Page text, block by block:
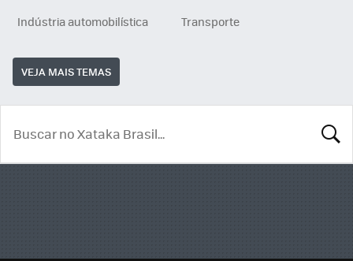
Indústria automobilística
Transporte
VEJA MAIS TEMAS